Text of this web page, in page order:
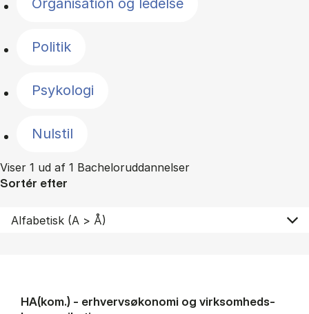
Organisation og ledelse
Politik
Psykologi
Nulstil
Viser 1 ud af 1 Bacheloruddannelser
Sortér efter
HA(kom.) - erhvervs­økonomi og virksomheds­